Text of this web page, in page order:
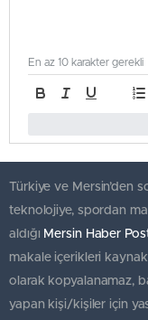
En az 10 karakter gerekli
Türkiye ve Mersin’den
teknolojiye, spordan
aldığı Mersin Haber
makale içerikleri kaynak
olarak kopyalanamaz,
yapan kişi/kişiler için